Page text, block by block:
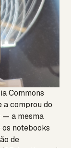
Commons
a comprou do
— a mesma
os notebooks
de